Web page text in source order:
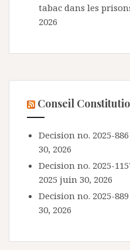
tabac dans les
2026
Conseil
Decision no. 2025-
30, 2026
Decision no. 2025-
2025 juin 30, 2026
Decision no. 2025-
30, 2026